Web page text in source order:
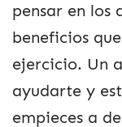
pensar en los
beneficios
ejercicio. Un
ayudarte y
empieces a